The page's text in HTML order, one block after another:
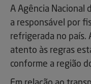
A Agência Nacional
a responsável por
refrigerada no país.
atento às regras
conforme a região